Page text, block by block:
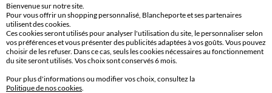
Paiement 100% sécurisé
Payez plus tard ou en plusieurs fois
Bienvenue sur notre site.
Pour vous offrir un shopping personnalisé, Blancheporte et ses partenaires
utilisent des cookies.
Ces cookies seront utilisés pour analyser l'utilisation du site, le personnaliser selon
vos préférences et vous présenter des publicités adaptées à vos goûts. Vous pouvez
choisir de les refuser. Dans ce cas, seuls les cookies nécessaires au fonctionnement
du site seront utilisés. Vos choix sont conservés 6 mois.
Pour plus d'informations ou modifier vos choix, consultez la
Politique de nos cookies